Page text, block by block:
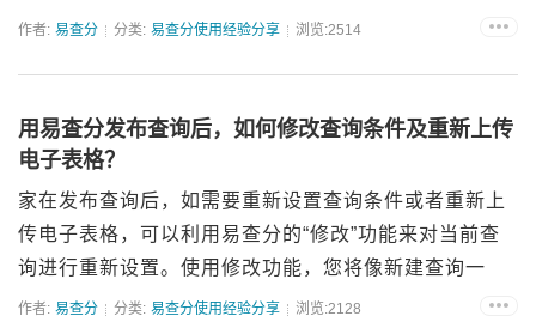
前亟待解决的问题，如何快速创建一个招生录取查询系
作者: 易查分 分类: 易查分使用经验分享 浏览:2514
用易查分发布查询后，如何修改查询条件及重新上传
电子表格？
家在发布查询后，如需要重新设置查询条件或者重新上
传电子表格，可以利用易查分的“修改”功能来对当前查
询进行重新设置。使用修改功能，您将像新建查询一
样，进入修改向导，可以修改查询名称、查询条件、重
作者: 易查分 分类: 易查分使用经验分享 浏览:2128